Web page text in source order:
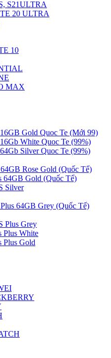
S21ULTRA
20 ULTRA
10
MAX
Gold Quoc Te (Mới 99)
White Quoc Te (99%)
Silver Quoc Te (99%)
Rose Gold (Quốc Tế)
64GB Gold (Quốc Tế)
Silver
64GB Grey (Quốc Tế)
Plus Grey
Plus White
Plus Gold